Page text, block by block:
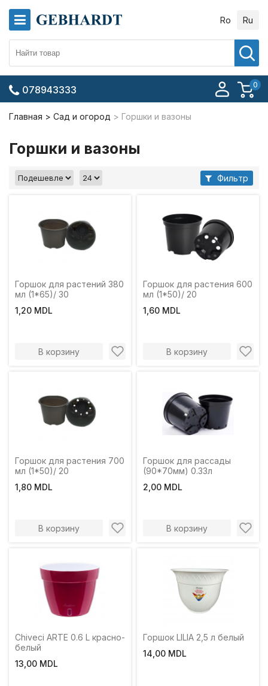
Ro Ru
0
078943333
Главная Сад и огород Горшки и вазоны
Горшки и вазоны
Фильтр
Горшок для растений 380
мл (1*65)/ 30
1,20 MDL
В корзину
Горшок для растения 600
мл (1*50)/ 20
1,60 MDL
В корзину
Горшок для растения 700
мл (1*50)/ 20
1,80 MDL
В корзину
Горшок для рассады
(90*70мм) 0.33л
2,00 MDL
В корзину
Chiveci ARTE 0.6 L красно-
белый
13,00 MDL
Горшок LILIA 2,5 л белый
14,00 MDL